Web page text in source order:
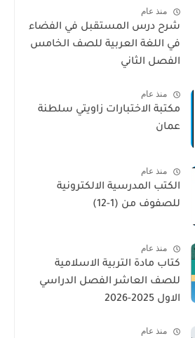
منذ عام
شرح درس المستقبل في الفضاء
في اللغة العربية للصف الخامس
الفصل الثاني
منذ عام
مكتبة الاختبارات زاويتي سلطنة
عمان
منذ عام
الكتب المدرسية الالكترونية
للصفوف من (1-12)
منذ عام
كتاب مادة التربية الاسلامية
للصف العاشر الفصل الدراسي
الاول 2025-2026
منذ عام